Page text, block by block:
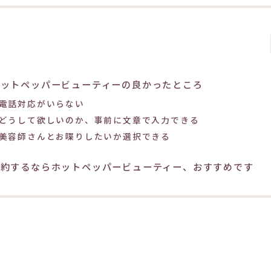
トペッパービューティーの良かったところ
話対応がいらない
うして欲しいのか、事前に文章で入力できる
容師さんとお喋りしたいか選択できる
するならホットペッパービューティー、おすすめです